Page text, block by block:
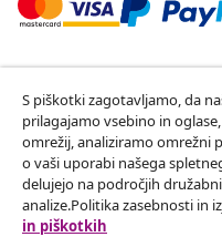
Naročite se na naše
Pridružite se več kot
tedenske akcije,
vidaXL.
Our social media
S piškotki zagotavljamo, da
prilagajamo vsebino in
omrežij, analiziramo omrežni
o vaši uporabi našega
delujejo na področjih
analize.Politika zasebnosti in
in piškotkih